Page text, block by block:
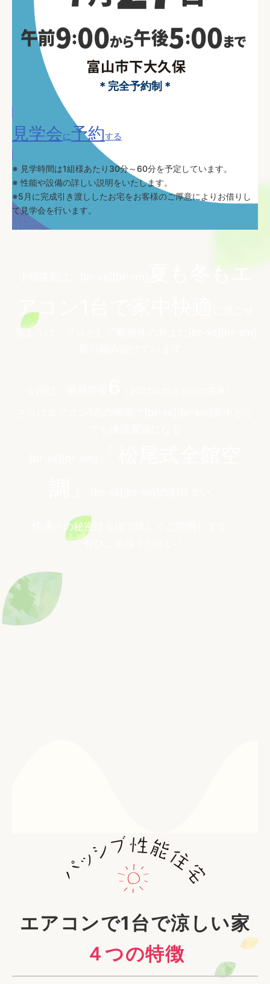
＊完全予約制＊
見学会に予約する
※ 見学時間は1組様あたり30分～60分を予定しています。
※ 性能や設備の詳しい説明をいたします。
※5月に完成引き渡ししたお宅をお客様のご厚意によりお借りし
て見学会を行います。
夏も冬もエ
アコン1台で家中快適
るように、プロとして断熱性の向上に[br-xs][br-sm]
快適さの秘密は会場で詳しくご説明します。
エアコンで1台で涼しい家
４つの特徴